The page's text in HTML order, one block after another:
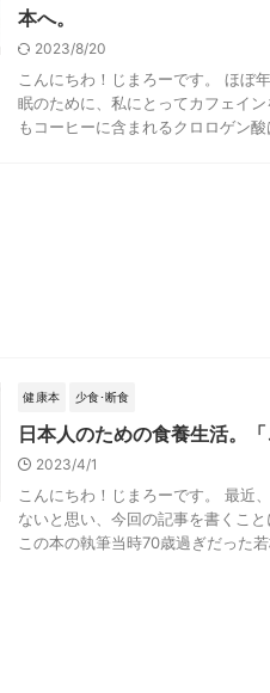
本へ。
2023/8/20
こんにちわ！じまろーです。 ほぼ
眠のために、私にとってカフェイ
もコーヒーに含まれるクロロゲン
健康本 少食･断食
日本人のための食養生活。
2023/4/1
こんにちわ！じまろーです。 最近
ないと思い、今回の記事を書くこ
この本の執筆当時70歳過ぎだった